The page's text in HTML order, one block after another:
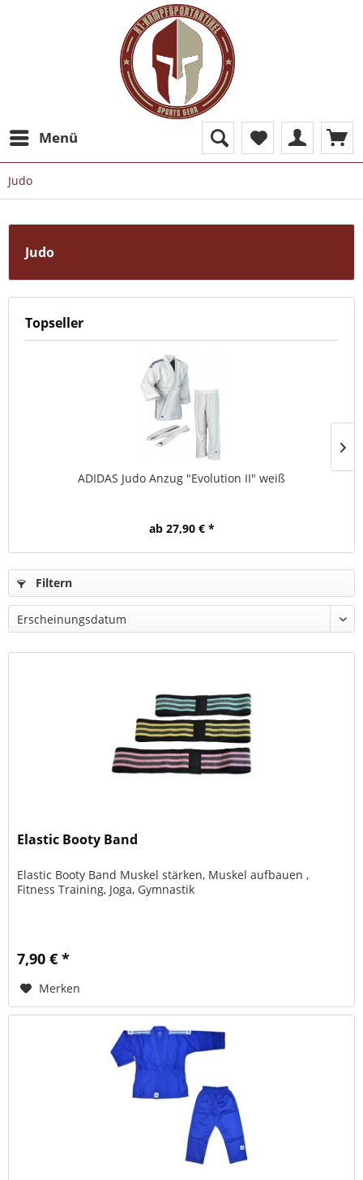
Menü
Judo
Judo
Topseller
ADIDAS Judo Anzug "Evolution II" weiß
ab 27,90 € *
Filtern
Elastic Booty Band
Elastic Booty Band Muskel stärken, Muskel aufbauen ,
Fitness Training, Joga, Gymnastik
7,90 € *
Merken